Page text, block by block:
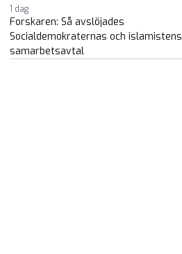
1 dag
Forskaren: Så avslöjades
Socialdemokraternas och islamistens
samarbetsavtal